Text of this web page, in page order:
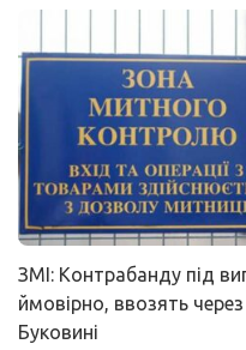
ЗМІ: Контрабанду під
ймовірно, ввозять
Буковині